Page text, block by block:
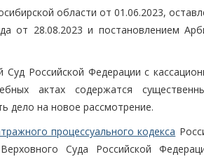
области от 01.06.2023,
от 28.08.2023 и постановлением
Суд Российской Федерации с
актах содержатся
дело на новое рассмотрение.
процессуального кодекса
Суда Российской